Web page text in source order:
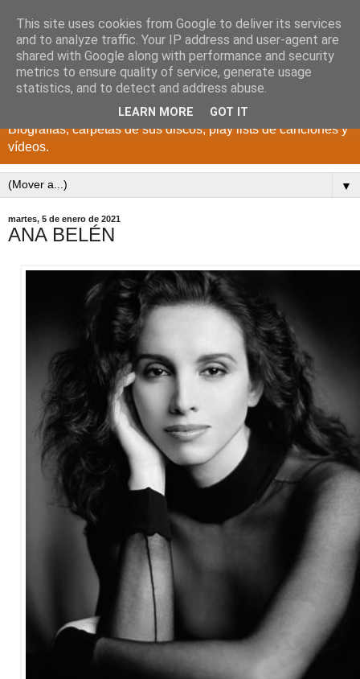
DISCOS PARA EL
RECUERDO
CANTANTES Y GRUPOS DE LOS AÑOS 1950 a 2022.
Biografías, carpetas de sus discos, play lists de canciones y
vídeos.
▼
martes, 5 de enero de 2021
ANA BELÉN
This site uses cookies from Google to deliver its services
and to analyze traffic. Your IP address and user-agent are
shared with Google along with performance and security
metrics to ensure quality of service, generate usage
statistics, and to detect and address abuse.
LEARN MORE GOT IT